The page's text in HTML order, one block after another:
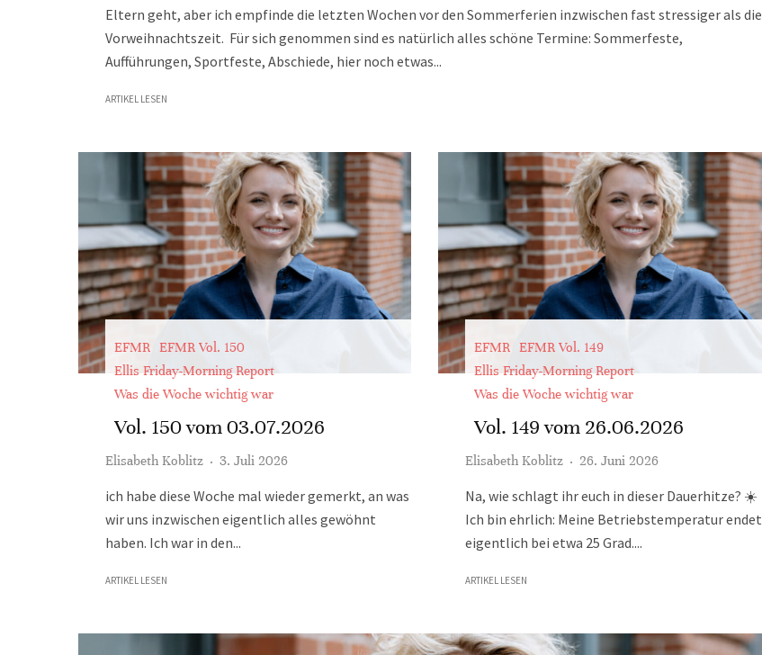
Eltern geht, aber ich empfinde die letzten Wochen vor den Sommerferien inzwischen fast stressiger als die
Vorweihnachtszeit. Für sich genommen sind es natürlich alles schöne Termine: Sommerfeste,
Aufführungen, Sportfeste, Abschiede, hier noch etwas...
ARTIKEL LESEN
EFMR EFMR Vol. 150
Ellis Friday-Morning Report
Was die Woche wichtig war
Vol. 150 vom 03.07.2026
Elisabeth Koblitz · 3. Juli 2026
ich habe diese Woche mal wieder gemerkt, an was
wir uns inzwischen eigentlich alles gewöhnt
haben. Ich war in den...
ARTIKEL LESEN
EFMR EFMR Vol. 149
Ellis Friday-Morning Report
Was die Woche wichtig war
Vol. 149 vom 26.06.2026
Elisabeth Koblitz · 26. Juni 2026
Na, wie schlagt ihr euch in dieser Dauerhitze? ☀️
Ich bin ehrlich: Meine Betriebstemperatur endet
eigentlich bei etwa 25 Grad....
ARTIKEL LESEN